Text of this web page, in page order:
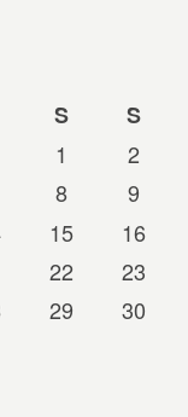
S
S
1
2
8
9
15
16
22
23
29
30